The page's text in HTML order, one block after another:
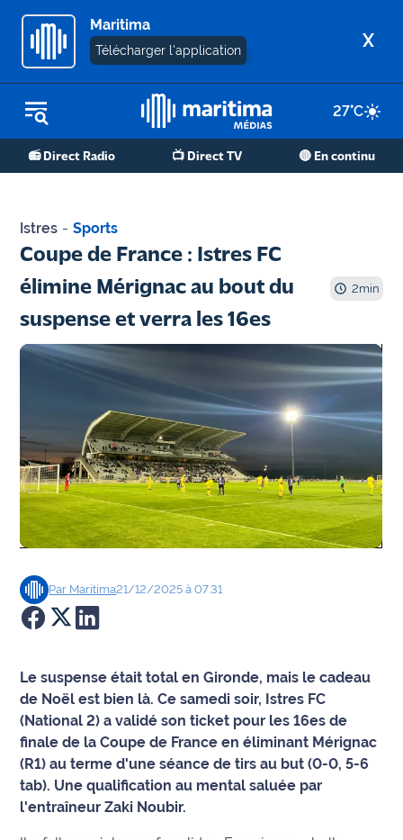
Maritima
Télécharger l'application X
27°C
📻 Direct Radio 📺 Direct TV 🔴 En continu
REPLAY RADIO
REPLAY TV
Martigues
- Etang
de Berre
Marseille
- Aix
Faits
divers
Sports
Société
Culture
Économie
Éducation
Emploi
Environnement
Istres - Sports
Coupe de France : Istres FC
élimine Mérignac au bout du
suspense et verra les 16es
2min
Par Maritima21/12/2025 à 07:31
Le suspense était total en Gironde, mais le cadeau
de Noël est bien là. Ce samedi soir, Istres FC
(National 2) a validé son ticket pour les 16es de
finale de la Coupe de France en éliminant Mérignac
(R1) au terme d'une séance de tirs au but (0-0, 5-6
tab). Une qualification au mental saluée par
l'entraîneur Zaki Noubir.